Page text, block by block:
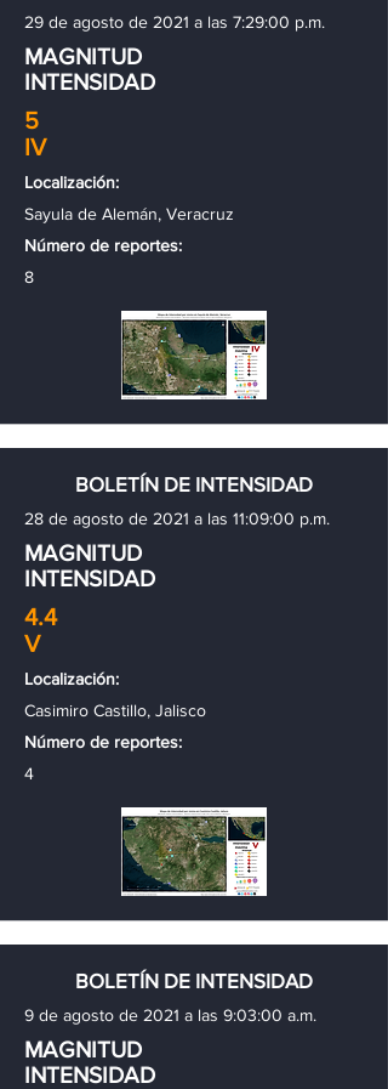
29 de agosto de 2021 a las 7:29:00 p.m.
MAGNITUD
INTENSIDAD
5
IV
Localización:
Sayula de Alemán, Veracruz
Número de reportes:
8
BOLETÍN DE INTENSIDAD
28 de agosto de 2021 a las 11:09:00 p.m.
MAGNITUD
INTENSIDAD
4.4
V
Localización:
Casimiro Castillo, Jalisco
Número de reportes:
4
BOLETÍN DE INTENSIDAD
9 de agosto de 2021 a las 9:03:00 a.m.
MAGNITUD
INTENSIDAD